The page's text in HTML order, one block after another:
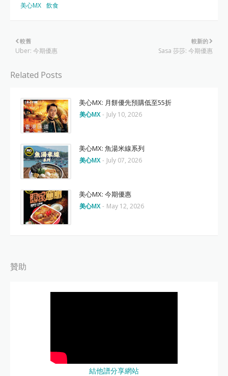
美心MX 飲食
較新的
Sasa 莎莎: 今期優惠
較舊
Uber: 今期優惠
Related Posts
美心MX: 月餅優先預購低至55折
美心MX - July 10, 2026
美心MX: 魚湯米線系列
美心MX - July 07, 2026
美心MX: 今期優惠
美心MX - May 12, 2026
贊助
結他譜分享網站